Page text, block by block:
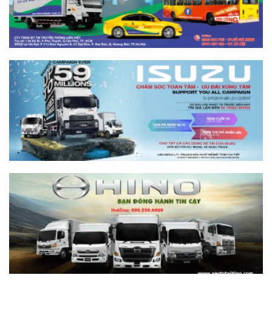
So sánh xe tải SRM T35 và SRM K990:
Khác biệt gì và chọn sao cho đúng?
Xem chi tiết >>
So sánh xe tải SRM T35 và Tera 100s:
Nên chọn dòng nào?
Xem chi tiết >>
Nên mua xe tải SRM T30 vs Suzuki Carry
Pro? So sánh chi tiết
Xem chi tiết >>
Nên mua xe tải SRM T30 hay Tera 100?
Tìm hiểu chi tiết